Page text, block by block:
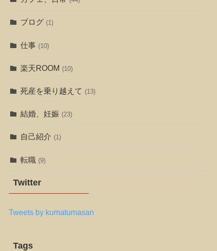
ブログ (1)
仕事 (10)
楽天ROOM (10)
死産を乗り越えて (13)
結婚、妊娠 (23)
自己紹介 (1)
転職 (9)
Twitter
Tweets by kumatumasan
Tags